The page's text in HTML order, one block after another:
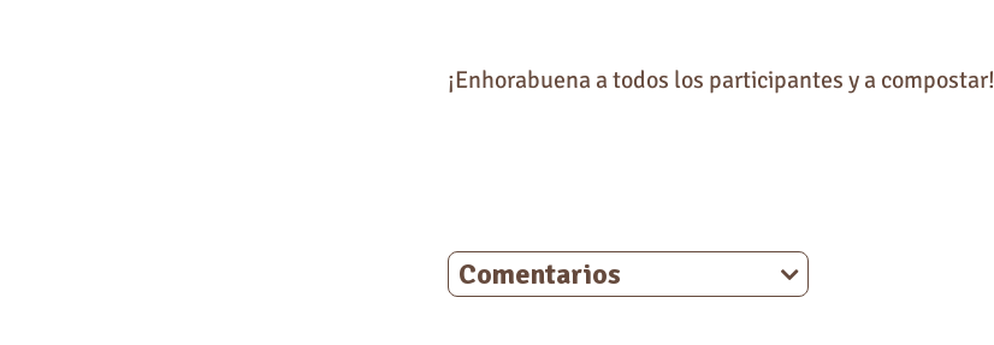
¡Enhorabuena a todos los participantes y a compostar!
Comentarios